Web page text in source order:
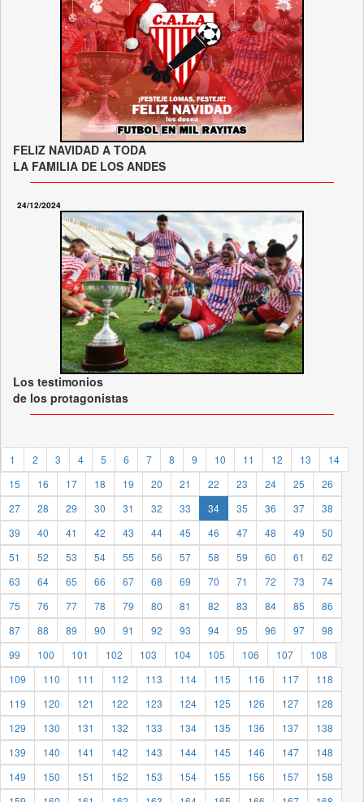
FELIZ NAVIDAD A TODA
LA FAMILIA DE LOS ANDES
24/12/2024
Los testimonios
de los protagonistas
1 2 3 4 5 6 7 8 9 10 11 12 13
14
15
16 17 18 19 20 21 22 23 24 25
26
27
28 29 30 31 32 33 34 35 36 37
38
39
40 41 42 43 44 45 46 47 48 49
50
51
52 53 54 55 56 57 58 59 60 61
62
63
64 65 66 67 68 69 70 71 72 73
74
75
76 77 78 79 80 81 82 83 84 85
86
87
88 89 90 91 92 93 94 95 96 97
98
99
100 101 102 103 104 105 106 107
108
109
110 111 112 113 114 115 116 117
118
119
120 121 122 123 124 125 126 127
128
129
130 131 132 133 134 135 136 137
138
139
140 141 142 143 144 145 146 147
148
149
150 151 152 153 154 155 156 157
158